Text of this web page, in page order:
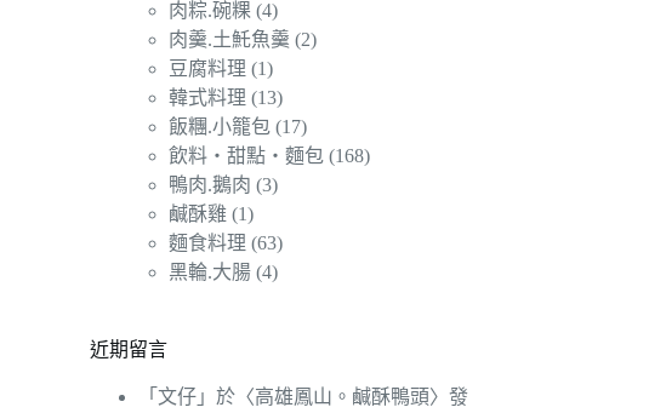
肉粽.碗粿 (4)
肉羹.土魠魚羹 (2)
豆腐料理 (1)
韓式料理 (13)
飯糰.小籠包 (17)
飲料‧甜點‧麵包 (168)
鴨肉.鵝肉 (3)
鹹酥雞 (1)
麵食料理 (63)
黑輪.大腸 (4)
近期留言
「文仔 」於〈高雄鳳山。鹹酥鴨頭〉發